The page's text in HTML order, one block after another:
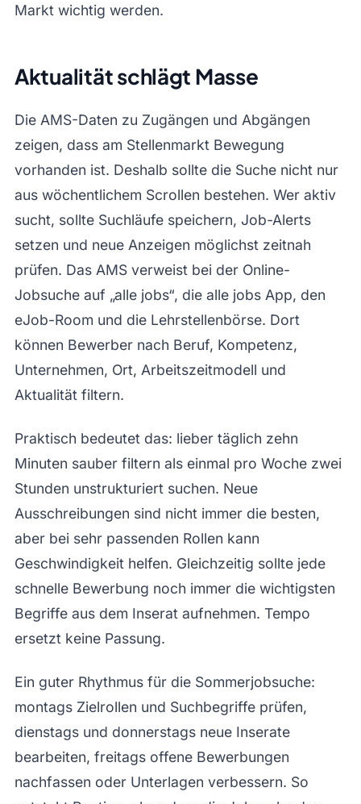
Markt wichtig werden.
Aktualität schlägt Masse
Die AMS-Daten zu Zugängen und Abgängen
zeigen, dass am Stellenmarkt Bewegung
vorhanden ist. Deshalb sollte die Suche nicht nur
aus wöchentlichem Scrollen bestehen. Wer aktiv
sucht, sollte Suchläufe speichern, Job-Alerts
setzen und neue Anzeigen möglichst zeitnah
prüfen. Das AMS verweist bei der Online-
Jobsuche auf „alle jobs“, die alle jobs App, den
eJob-Room und die Lehrstellenbörse. Dort
können Bewerber nach Beruf, Kompetenz,
Unternehmen, Ort, Arbeitszeitmodell und
Aktualität filtern.
Praktisch bedeutet das: lieber täglich zehn
Minuten sauber filtern als einmal pro Woche zwei
Stunden unstrukturiert suchen. Neue
Ausschreibungen sind nicht immer die besten,
aber bei sehr passenden Rollen kann
Geschwindigkeit helfen. Gleichzeitig sollte jede
schnelle Bewerbung noch immer die wichtigsten
Begriffe aus dem Inserat aufnehmen. Tempo
ersetzt keine Passung.
Ein guter Rhythmus für die Sommerjobsuche:
montags Zielrollen und Suchbegriffe prüfen,
dienstags und donnerstags neue Inserate
bearbeiten, freitags offene Bewerbungen
nachfassen oder Unterlagen verbessern. So